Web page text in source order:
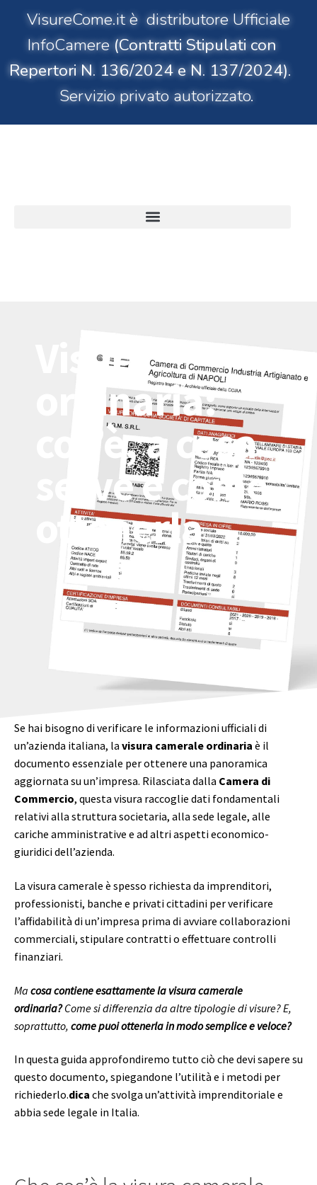
VisureCome.it è distributore Ufficiale
InfoCamere(Contratti Stipulati con
Repertori N. 136/2024 e N. 137/2024).
Servizio privato autorizzato.
Visura
ordinaria:
cos’è, a cosa
serve e come
ottenerla
Se hai bisogno di verificare le informazioni ufficiali di
un’azienda italiana, la visura camerale ordinaria è il
documento essenziale per ottenere una panoramica
aggiornata su un’impresa. Rilasciata dalla Camera di
Commercio, questa visura raccoglie dati fondamentali
relativi alla struttura societaria, alla sede legale, alle
cariche amministrative e ad altri aspetti economico-
giuridici dell’azienda.
La visura camerale è spesso richiesta da imprenditori,
professionisti, banche e privati cittadini per verificare
l’affidabilità di un’impresa prima di avviare collaborazioni
commerciali, stipulare contratti o effettuare controlli
finanziari.
Ma cosa contiene esattamente la visura camerale
ordinaria?Come si differenzia da altre tipologie di visure? E,
soprattutto, come puoi ottenerla in modo semplice e veloce?
In questa guida approfondiremo tutto ciò che devi sapere su
questo documento, spiegandone l’utilità e i metodi per
richiederlo.dica che svolga un’attività imprenditoriale e
abbia sede legale in Italia.